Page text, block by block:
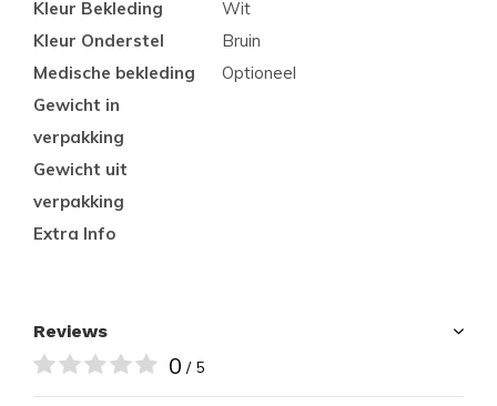
Kleur Bekleding
Wit
Kleur Onderstel
Bruin
Medische bekleding
Optioneel
Gewicht in
verpakking
Gewicht uit
verpakking
Extra Info
Reviews
0 / 5